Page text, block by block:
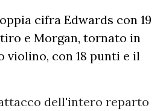
cifra Edwards con 19
e Morgan, tornato in
violino, con 18 punti e il
dell'intero reparto